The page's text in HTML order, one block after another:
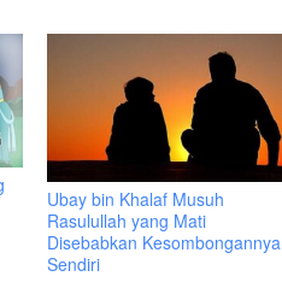
Ubay bin Khalaf Musuh
Rasulullah yang Mati
Disebabkan Kesombongannya
Sendiri